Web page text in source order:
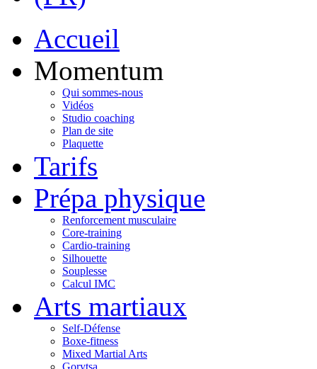
Accueil
Momentum
Qui sommes-nous
Vidéos
Studio coaching
Plan de site
Plaquette
Tarifs
Prépa physique
Renforcement musculaire
Core-training
Cardio-training
Silhouette
Souplesse
Calcul IMC
Arts martiaux
Self-Défense
Boxe-fitness
Mixed Martial Arts
Gorytsa